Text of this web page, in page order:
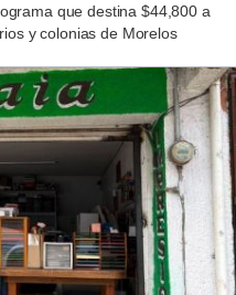
que destina $44,800 a
y colonias de Morelos